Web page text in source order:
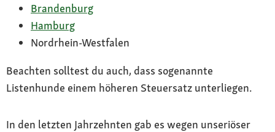
Brandenburg
Hamburg
Nordrhein-Westfalen
Beachten solltest du auch, dass sogenannte
Listenhunde einem höheren Steuersatz unterliegen.
In den letzten Jahrzehnten gab es wegen unseriöser